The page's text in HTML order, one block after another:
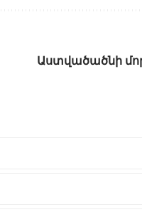
Աստվածածնի